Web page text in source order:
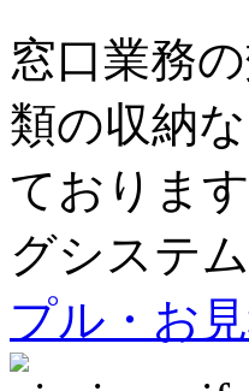
窓口業務
類の収納
ておりま
グシステ
プル・お